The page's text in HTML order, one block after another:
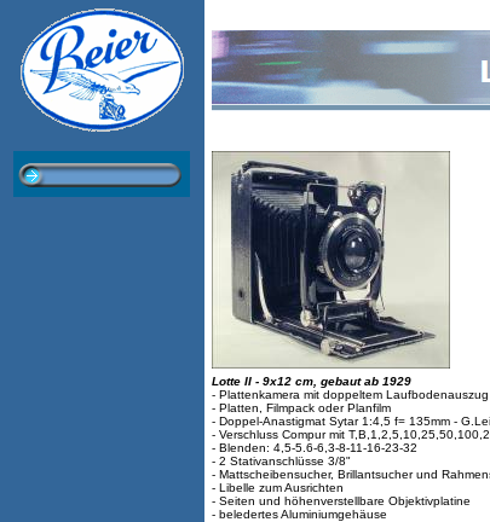
Lotte II - 9x12 cm, gebaut ab 1929
- Plattenkamera mit doppeltem Laufbodenauszug
- Platten, Filmpack oder Planfilm
- Doppel-Anastigmat Sytar 1:4,5 f= 135mm -
- Verschluss Compur mit
- Blenden: 4,5-5.6-6,3-8-11-16-23-32
- 2 Stativanschlüsse 3/8"
- Mattscheibensucher, Brillantsucher und
- Libelle zum Ausrichten
- Seiten und höhenverstellbare Objektivplatine
- beledertes Aluminiumgehäuse